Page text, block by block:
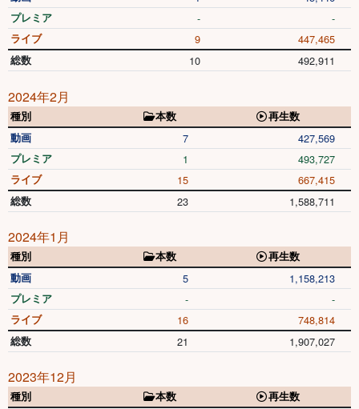
プレミア - -
ライブ 9 447,465
総数 10 492,911
2024年2月
種別 本数
再生数
動画
7 427,569
プレミア 1 493,727
ライブ 15 667,415
総数 23 1,588,711
2024年1月
種別 本数
再生数
動画
5 1,158,213
プレミア - -
ライブ 16 748,814
総数 21 1,907,027
2023年12月
種別 本数
再生数